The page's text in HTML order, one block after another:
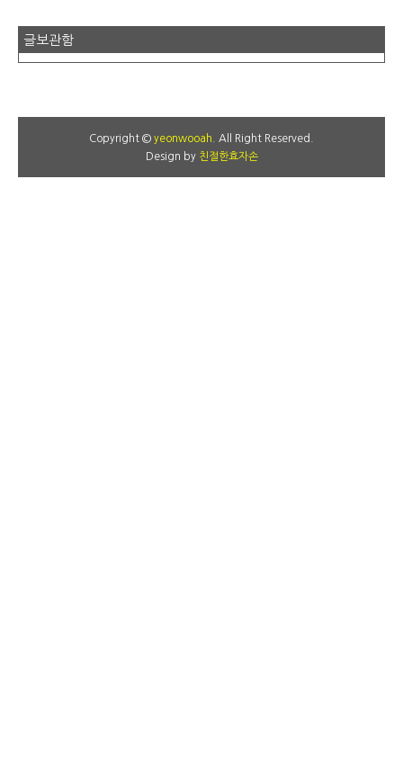
글보관함
Copyright © yeonwooah . All Right Reserved.
Design by 친절한효자손